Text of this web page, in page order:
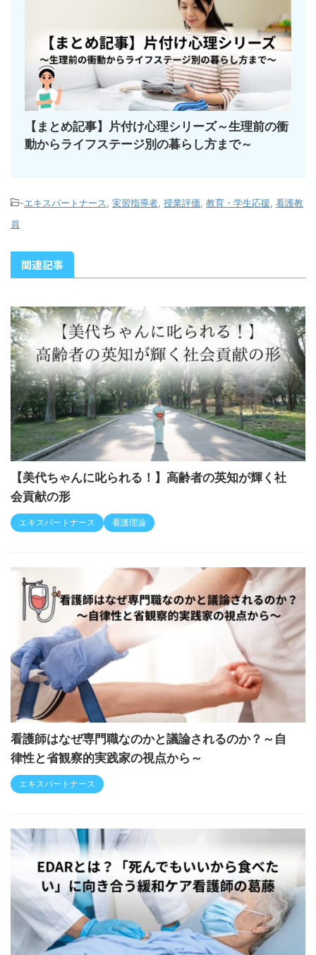
【まとめ記事】片付け心理シリーズ～生理前の衝
動からライフステージ別の暮らし方まで～
-エキスパートナース 実習指導者 授業評価 教育・学生応援 看護教
員
関連記事
【美代ちゃんに叱られる！】高齢者の英知が輝く社
会貢献の形
エキスパートナース 看護理論
看護師はなぜ専門職なのかと議論されるのか？～自
律性と省観察的実践家の視点から～
エキスパートナース